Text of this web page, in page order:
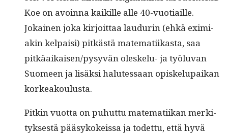
Koe on avoin­na kaikille alle 40-vuo­ti­aille.
Jokainen joka kir­joit­taa laudurin (ehkä eximi­
akin kel­paisi) pitkästä matem­ati­ikas­ta, saa
pitkäaikaisen/pysyvän oleskelu- ja työlu­van
Suomeen ja lisäk­si halutes­saan opiskelu­paikan
korkeakoulusta.
Pitkin vuot­ta on puhut­tu matem­ati­ikan merk­i­
tyk­ses­tä pääsykokeis­sa ja todet­tu, että hyvä